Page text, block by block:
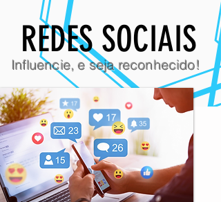
Influencie, e sejareconhecido!
REDES SOCIAIS